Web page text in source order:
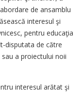
de ansamblu
interesul şi
pentru educaţia
disputata de către
a proiectului noii
interesul arătat şi